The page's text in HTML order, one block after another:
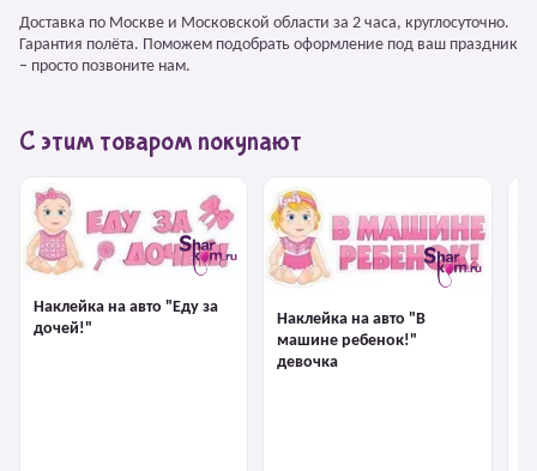
Доставка по Москве и Московской области за 2 часа, круглосуточно.
Гарантия полёта. Поможем подобрать оформление под ваш праздник
– просто позвоните нам.
С этим товаром покупают
Наклейка на авто "Еду за
дочей!"
Наклейка на авто "В
машине ребенок!"
девочка